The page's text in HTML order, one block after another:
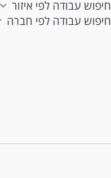
חיפוש עבודה לפי איזור
חיפוש עבודה לפי חברה